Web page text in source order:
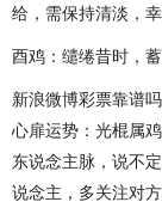
给，需保持清淡，幸
酉鸡：缱绻昔时，
新浪微博彩票靠谱吗
心扉运势：光棍属
东说念主脉，说不
说念主，多关注对